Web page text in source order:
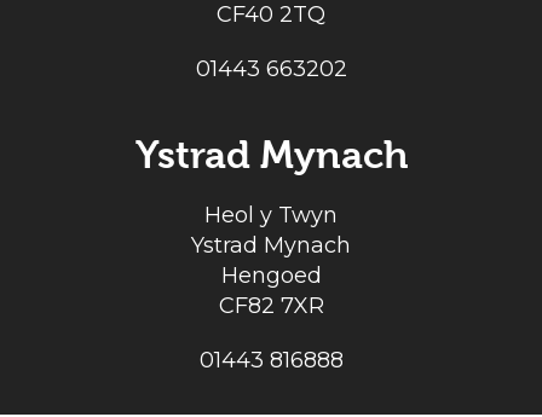
CF40 2TQ
01443 663202
Ystrad Mynach
Heol y Twyn
Ystrad Mynach
Hengoed
CF82 7XR
01443 816888